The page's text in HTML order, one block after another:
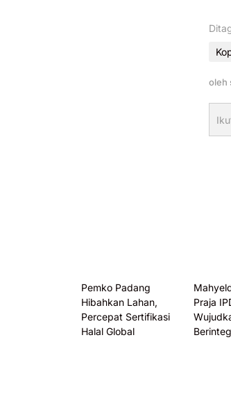
oleh
Pemko Padang
Hibahkan Lahan,
Percepat Sertifikasi
Halal Global
Praja